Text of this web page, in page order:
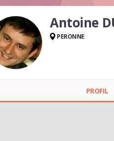
Antoine
PERONNE
PROFIL